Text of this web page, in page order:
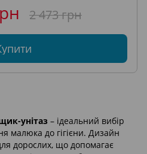
2 473 грн
унітаз – ідеальний вибір
малюка до гігієни. Дизайн
дорослих, що допомагає